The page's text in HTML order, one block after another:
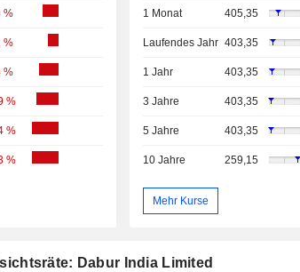
%
%
%
%
%
%
1 Monat 405,35
Laufendes Jahr 403,35
1 Jahr 403,35
3 Jahre 403,35
5 Jahre 403,35
10 Jahre 259,15
Mehr Kurse
Dabur India Limited